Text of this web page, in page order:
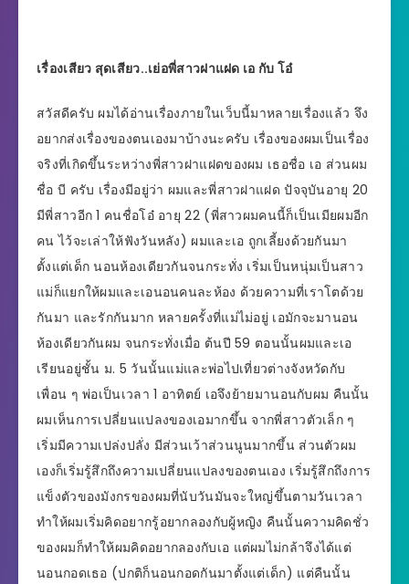
เรื่องเสียว สุดเสียว..เย่อพี่สาวฝาแฝด เอ กับ โอ๋
สวัสดีครับ ผมได้อ่านเรื่องภายในเว็บนี้มาหลายเรื่องแล้ว จึง
อยากส่งเรื่องของตนเองมาบ้างนะครับ เรื่องของผมเป็นเรื่อง
จริงที่เกิดขึ้นระหว่างพี่สาวฝาแฝดของผม เธอชื่อ เอ ส่วนผม
ชื่อ บี ครับ เรื่องมีอยู่ว่า ผมและพี่สาวฝาแฝด ปัจจุบันอายุ 20
มีพี่สาวอีก 1 คนชื่อโอ๋ อายุ 22 (พี่สาวผมคนนี้ก็เป็นเมียผมอีก
คน ไว้จะเล่าให้ฟังวันหลัง) ผมและเอ ถูกเลี้ยงด้วยกันมา
ตั้งแต่เด็ก นอนห้องเดียวกันจนกระทั่ง เริ่มเป็นหนุ่มเป็นสาว
แม่ก็แยกให้ผมและเอนอนคนละห้อง ด้วยความที่เราโตด้วย
กันมา และรักกันมาก หลายครั้งที่แม่ไม่อยู่ เอมักจะมานอน
ห้องเดียวกันผม จนกระทั่งเมื่อ ต้นปี 59 ตอนนั้นผมและเอ
เรียนอยู่ชั้น ม. 5 วันนั้นแม่และพ่อไปเที่ยวต่างจังหวัดกับ
เพื่อน ๆ พ่อเป็นเวลา 1 อาทิตย์ เอจึงย้ายมานอนกับผม คืนนั้น
ผมเห็นการเปลี่ยนแปลงของเอมากขึ้น จากพี่สาวตัวเล็ก ๆ
เริ่มมีความเปล่งปลั่ง มีส่วนเว้าส่วนนูนมากขึ้น ส่วนตัวผม
เองก็เริ่มรู้สึกถึงความเปลี่ยนแปลงของตนเอง เริ่มรู้สึกถึงการ
แข็งตัวของมังกรของผมที่นับวันมันจะใหญ่ขึ้นตามวันเวลา
ทำให้ผมเริ่มคิดอยากรู้อยากลองกับผู้หญิง คืนนั้นความคิดชั่ว
ของผมก็ทำให้ผมคิดอยากลองกับเอ แต่ผมไม่กล้าจึงได้แต่
นอนกอดเธอ (ปกติก็นอนกอดกันมาตั้งแต่เด็ก) แต่คืนนั้น